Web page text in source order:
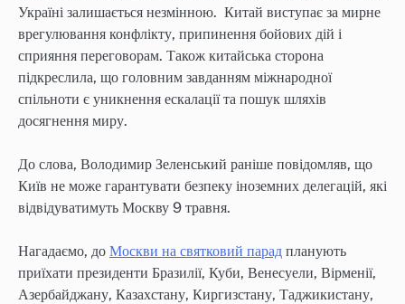
Україні залишається незмінною. Китай виступає за мирне
врегулювання конфлікту, припинення бойових дій і
сприяння переговорам. Також китайська сторона
підкреслила, що головним завданням міжнародної
спільноти є уникнення ескалації та пошук шляхів
досягнення миру.
До слова, Володимир Зеленський раніше повідомляв, що
Київ не може гарантувати безпеку іноземних делегацій, які
відвідуватимуть Москву 9 травня.
Нагадаємо, до Москви на святковий парад планують
приїхати президенти Бразилії, Куби, Венесуели, Вірменії,
Азербайджану, Казахстану, Киргизстану, Таджикистану,